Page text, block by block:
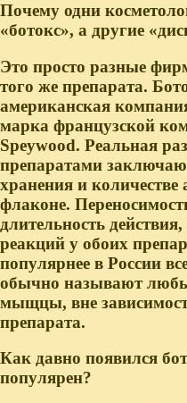
Почему одни
«ботокс», а другие
Это просто разные
того же препарата.
американская
марка французской
Speywood. Реальная
препаратами
хранения и
флаконе.
длительность
реакций у обоих
популярнее в России
обычно называют
мыщцы, вне
препарата.
Как давно появился
популярен?